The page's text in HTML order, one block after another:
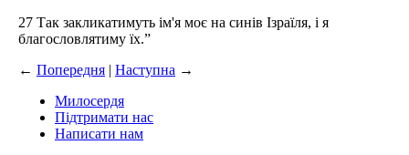
27 Так закликатимуть ім'я моє на синів Ізраїля, і я
благословлятиму їх.”
← Попередня | Наступна →
Милосердя
Підтримати нас
Написати нам